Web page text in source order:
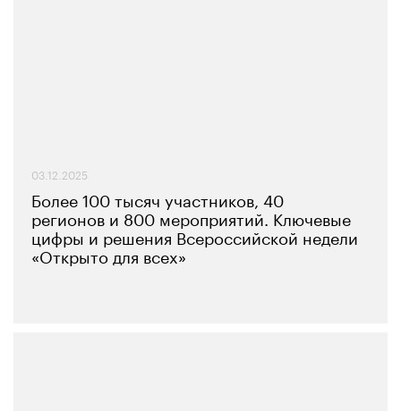
03.12.2025
Более 100 тысяч участников, 40
регионов и 800 мероприятий. Ключевые
цифры и решения Всероссийской недели
«Открыто для всех»